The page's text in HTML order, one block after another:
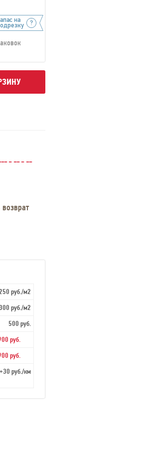
на
- -- - --
руб./м2
руб./м2
500 руб.
руб.
руб.
руб./км